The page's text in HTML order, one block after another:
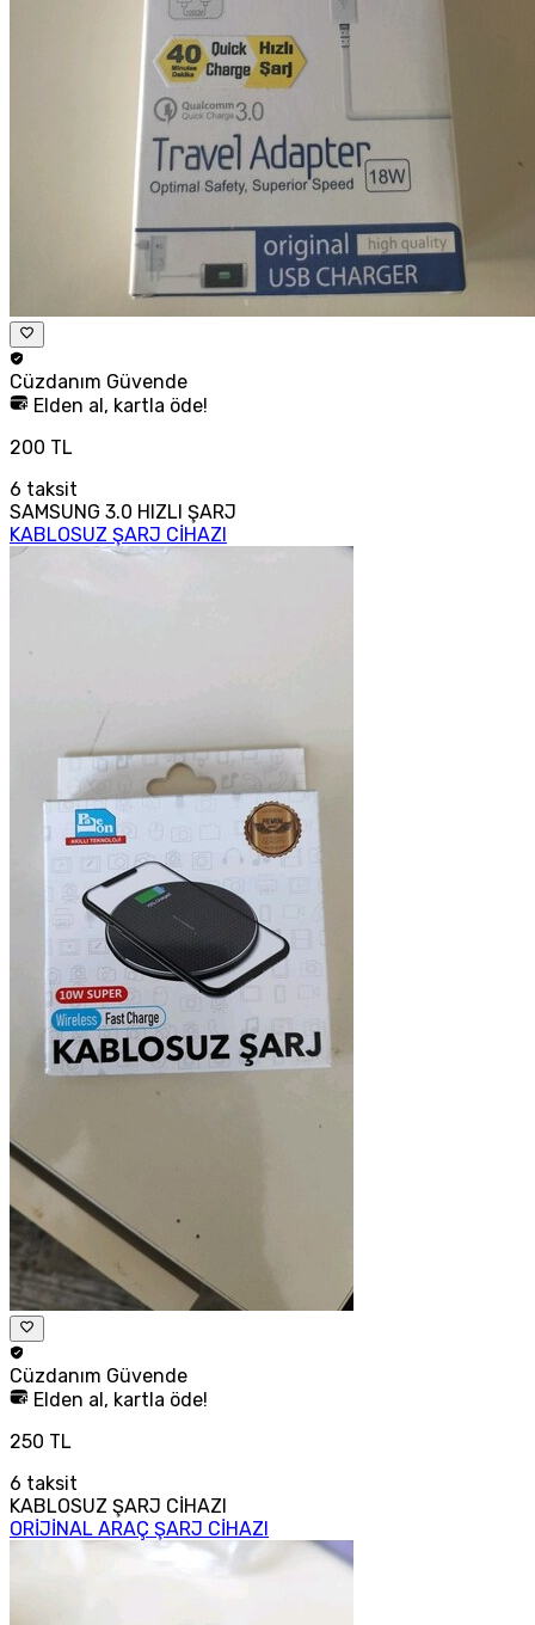
Cüzdanım Güvende
Elden al, kartla öde!
200 TL
6 taksit
SAMSUNG 3.0 HIZLI ŞARJ
KABLOSUZ ŞARJ CİHAZI
Cüzdanım Güvende
Elden al, kartla öde!
250 TL
6 taksit
KABLOSUZ ŞARJ CİHAZI
ORİJİNAL ARAÇ ŞARJ CİHAZI